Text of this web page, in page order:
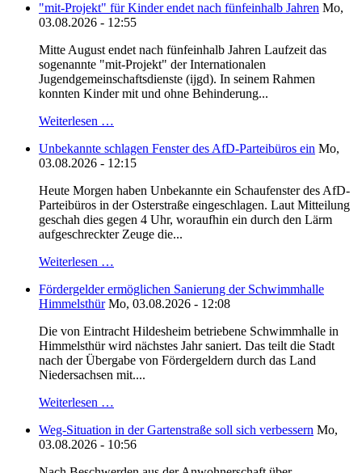
"mit-Projekt" für Kinder endet nach fünfeinhalb Jahren Mo,
03.08.2026 - 12:55
Mitte August endet nach fünfeinhalb Jahren Laufzeit das
sogenannte "mit-Projekt" der Internationalen
Jugendgemeinschaftsdienste (ijgd). In seinem Rahmen
konnten Kinder mit und ohne Behinderung...
Weiterlesen …
Unbekannte schlagen Fenster des AfD-Parteibüros ein Mo,
03.08.2026 - 12:15
Heute Morgen haben Unbekannte ein Schaufenster des AfD-
Parteibüros in der Osterstraße eingeschlagen. Laut Mitteilung
geschah dies gegen 4 Uhr, woraufhin ein durch den Lärm
aufgeschreckter Zeuge die...
Weiterlesen …
Fördergelder ermöglichen Sanierung der Schwimmhalle
Himmelsthür Mo, 03.08.2026 - 12:08
Die von Eintracht Hildesheim betriebene Schwimmhalle in
Himmelsthür wird nächstes Jahr saniert. Das teilt die Stadt
nach der Übergabe von Fördergeldern durch das Land
Niedersachsen mit....
Weiterlesen …
Weg-Situation in der Gartenstraße soll sich verbessern Mo,
03.08.2026 - 10:56